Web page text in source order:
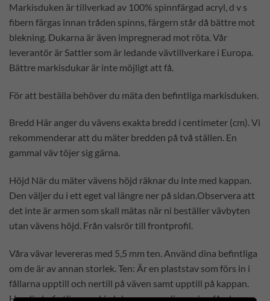
Markisduken är tillverkad av 100% spinnfärgad acryl, d v s
fibern färgas innan tråden spinns, färgern står då bättre mot
blekning. Dukarna är även impregnerad mot röta. Vår
leverantör är Sattler som är ledande vävtillverkare i Europa.
Bättre markisdukar är inte möjligt att få.
För att beställa behöver du mäta den befintliga markisduken.
Bredd Här anger du vävens exakta bredd i centimeter (cm). Vi
rekommenderar att du mäter bredden på två ställen. En
gammal väv töjer sig gärna.
Höjd När du mäter vävens höjd räknar du inte med kappan.
Den väljer du i ett eget val längre ner på sidan.Observera att
det inte är armen som skall mätas när ni beställer vävbyten
utan vävens höjd. Från valsrör till frontprofil.
Våra vävar levereras med 5,5 mm ten. Använd dina befintliga
om de är av annan storlek. Ten: Är en plaststav som förs in i
fållarna upptill och nertill på väven samt upptill på kappan.
Har din befintliga markisduk en annan dimension får du